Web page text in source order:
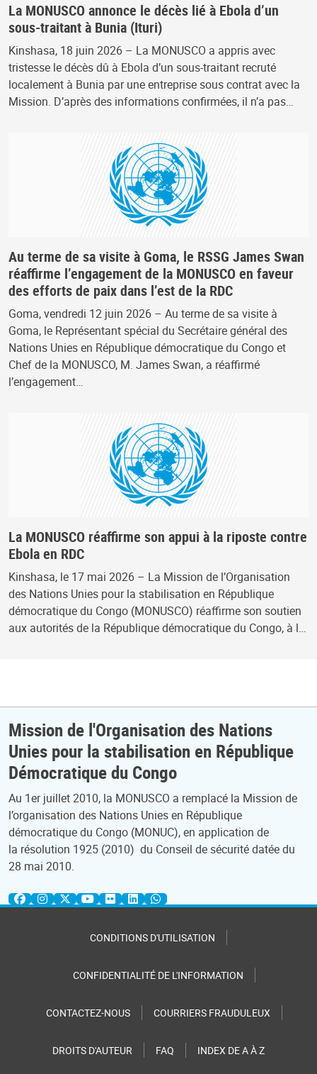
La MONUSCO annonce le décès lié à Ebola d’un
sous-traitant à Bunia (Ituri)
Kinshasa, 18 juin 2026 – La MONUSCO a appris avec
tristesse le décès dû à Ebola d’un sous-traitant recruté
localement à Bunia par une entreprise sous contrat avec la
Mission. D’après des informations confirmées, il n’a pas…
Au terme de sa visite à Goma, le RSSG James Swan
réaffirme l’engagement de la MONUSCO en faveur
des efforts de paix dans l’est de la RDC
Goma, vendredi 12 juin 2026 – Au terme de sa visite à
Goma, le Représentant spécial du Secrétaire général des
Nations Unies en République démocratique du Congo et
Chef de la MONUSCO, M. James Swan, a réaffirmé
l’engagement…
La MONUSCO réaffirme son appui à la riposte contre
Ebola en RDC
Kinshasa, le 17 mai 2026 – La Mission de l’Organisation
des Nations Unies pour la stabilisation en République
démocratique du Congo (MONUSCO) réaffirme son soutien
aux autorités de la République démocratique du Congo, à l…
Mission de l'Organisation des Nations
Unies pour la stabilisation en République
Démocratique du Congo
Au 1er juillet 2010, la MONUSCO a remplacé la Mission de
l’organisation des Nations Unies en République
démocratique du Congo (MONUC), en application de
la résolution 1925 (2010) du Conseil de sécurité datée du
28 mai 2010.
CONDITIONS D'UTILISATION
CONFIDENTIALITÉ DE L'INFORMATION
CONTACTEZ-NOUS COURRIERS FRAUDULEUX
DROITS D'AUTEUR FAQ INDEX DE A À Z